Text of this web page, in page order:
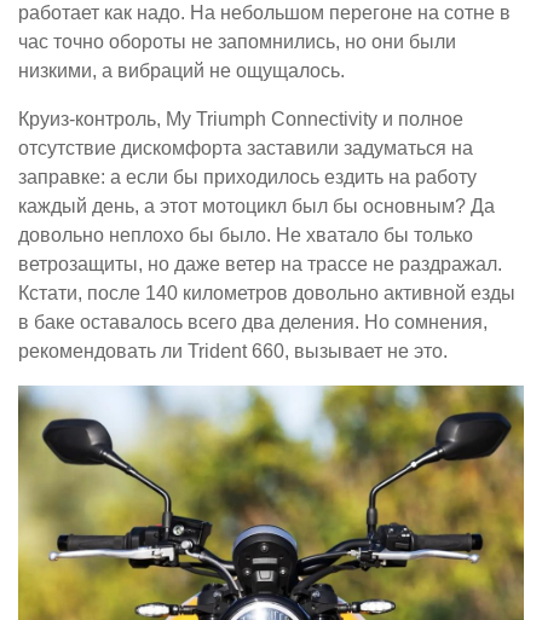
работает как надо. На небольшом перегоне на сотне в
час точно обороты не запомнились, но они были
низкими, а вибраций не ощущалось.
Круиз-контроль, My Triumph Connectivity и полное
отсутствие дискомфорта заставили задуматься на
заправке: а если бы приходилось ездить на работу
каждый день, а этот мотоцикл был бы основным? Да
довольно неплохо бы было. Не хватало бы только
ветрозащиты, но даже ветер на трассе не раздражал.
Кстати, после 140 километров довольно активной езды
в баке оставалось всего два деления. Но сомнения,
рекомендовать ли Trident 660, вызывает не это.